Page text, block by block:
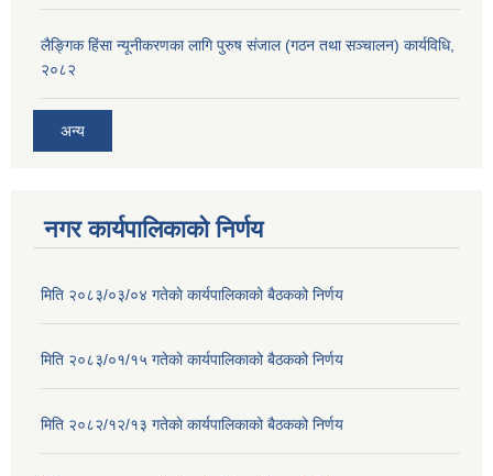
लैङ्गिक हिंसा न्यूनीकरणका लागि पुरुष संजाल (गठन तथा सञ्चालन) कार्यविधि,
२०८२
अन्य
नगर कार्यपालिकाको निर्णय
मिति २०८३/०३/०४ गतेकाे कार्यपालिकाको बैठकको निर्णय
मिति २०८३/०१/१५ गतेकाे कार्यपालिकाको बैठकको निर्णय
मिति २०८२/१२/१३ गतेकाे कार्यपालिकाको बैठकको निर्णय